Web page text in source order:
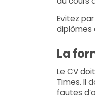
Evitez
diplômes
La
Le CV
Times. Il
fautes